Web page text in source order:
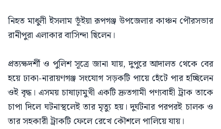
নিহত মাধুলী ইসলাম ভূঁইয়া রূপগঞ্জ উপজেলার কাঞ্চন পৌরসভার
রানীপুরা এলাকার বাসিন্দা ছিলেন।
প্রত্যক্ষদর্শী ও পুলিশ সূত্রে জানা যায়, দুপুরে আদালত থেকে বের
হয়ে ঢাকা-নারায়ণগঞ্জ সংযোগ সড়কটি পায়ে হেঁটে পার হচ্ছিলেন
ওই বৃদ্ধ। এসময় চাষাঢ়ামুখী একটি দ্রুতগামী পণ্যবাহী ট্রাক তাকে
চাপা দিলে ঘটনাস্থলেই তার মৃত্যু হয়। দুর্ঘটনার পরপরই চালক ও
তার সহকারী ট্রাকটি ফেলে রেখে কৌশলে পালিয়ে যায়।